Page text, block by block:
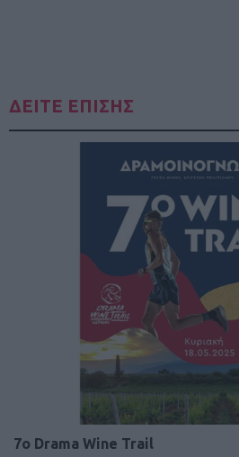
ΔΕΙΤΕ ΕΠΙΣΗΣ
7ο Drama Wine Trail